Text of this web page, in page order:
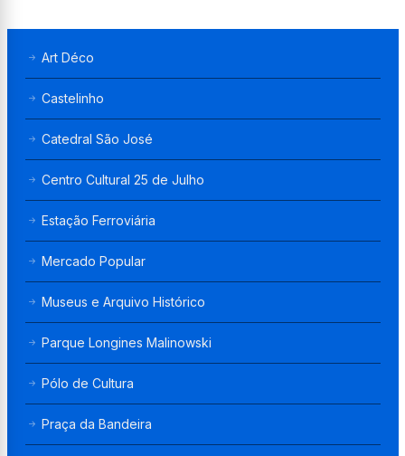
Art Déco
Castelinho
Catedral São José
Centro Cultural 25 de Julho
Estação Ferroviária
Mercado Popular
Museus e Arquivo Histórico
Parque Longines Malinowski
Pólo de Cultura
Praça da Bandeira